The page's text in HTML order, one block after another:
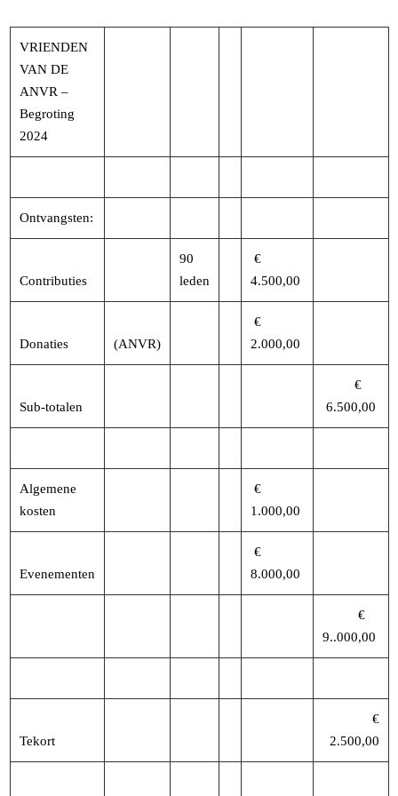
naar
inhoud
VRIENDEN
VAN DE
ANVR –
Begroting
2024
Ontvangsten:
Contributies
90
leden
€
4.500,00
Donaties (ANVR)
€
2.000,00
Sub-totalen
€
6.500,00
Algemene
kosten
€
1.000,00
Evenementen
€
8.000,00
€
9..000,00
Tekort
€
2.500,00